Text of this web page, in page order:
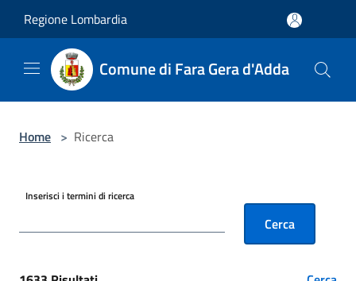
Regione Lombardia
Comune di Fara Gera d'Adda
Home > Ricerca
Inserisci i termini di ricerca
Cerca